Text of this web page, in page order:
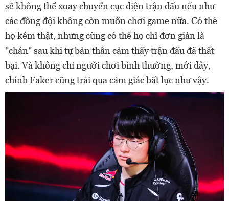
sẽ không thể xoay chuyển cục diện trận đấu nếu như
các đồng đội không còn muốn chơi game nữa. Có thể
họ kém thật, nhưng cũng có thể họ chỉ đơn giản là
"chán" sau khi tự bản thân cảm thấy trận đấu đã thất
bại. Và không chỉ người chơi bình thường, mới đây,
chính Faker cũng trải qua cảm giác bất lực như vậy.